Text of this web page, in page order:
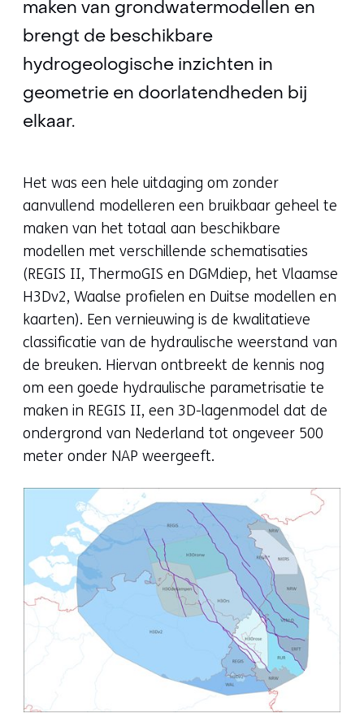
maken van grondwatermodellen en
brengt de beschikbare
hydrogeologische inzichten in
geometrie en doorlatendheden bij
elkaar.
Het was een hele uitdaging om zonder
aanvullend modelleren een bruikbaar geheel te
maken van het totaal aan beschikbare
modellen met verschillende schematisaties
(REGIS II, ThermoGIS en DGMdiep, het Vlaamse
H3Dv2, Waalse profielen en Duitse modellen en
kaarten). Een vernieuwing is de kwalitatieve
classificatie van de hydraulische weerstand van
de breuken. Hiervan ontbreekt de kennis nog
om een goede hydraulische parametrisatie te
maken in REGIS II, een 3D-lagenmodel dat de
ondergrond van Nederland tot ongeveer 500
meter onder NAP weergeeft.